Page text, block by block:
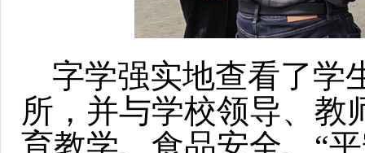
字学强实地查看了学
所，并与学校领导、教